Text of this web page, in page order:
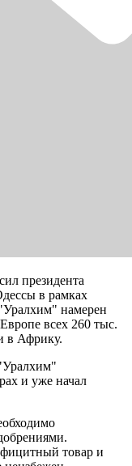
президента
в рамках
намерен
всех 260 тыс.
в Африку.
и уже начал
товар и